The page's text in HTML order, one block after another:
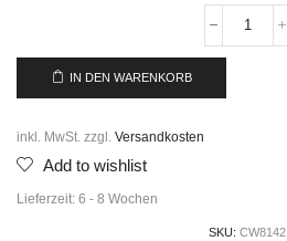
IN DEN WARENKORB
inkl. MwSt. zzgl. Versandkosten
Add to wishlist
Lieferzeit: 6 - 8 Wochen
SKU: CW8142